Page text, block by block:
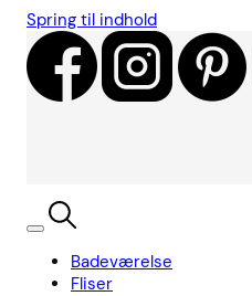
Spring til indhold
Badeværelse
Fliser